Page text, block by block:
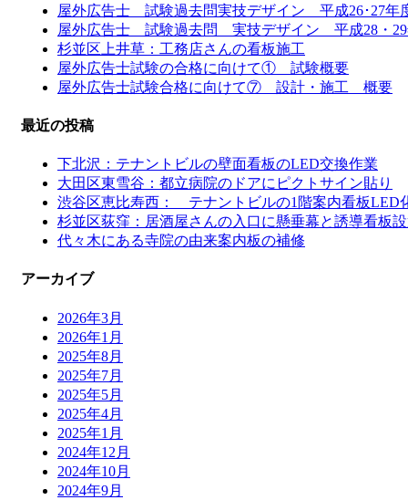
屋外広告士 試験過去問実技デザイン 平成26･27年
屋外広告士 試験過去問 実技デザイン 平成28・29
杉並区上井草：工務店さんの看板施工
屋外広告士試験の合格に向けて① 試験概要
屋外広告士試験合格に向けて⑦ 設計・施工 概要
最近の投稿
下北沢：テナントビルの壁面看板のLED交換作業
大田区東雪谷：都立病院のドアにピクトサイン貼り
渋谷区恵比寿西： テナントビルの1階案内看板LED
杉並区荻窪：居酒屋さんの入口に懸垂幕と誘導看板
代々木にある寺院の由来案内板の補修
アーカイブ
2026年3月
2026年1月
2025年8月
2025年7月
2025年5月
2025年4月
2025年1月
2024年12月
2024年10月
2024年9月